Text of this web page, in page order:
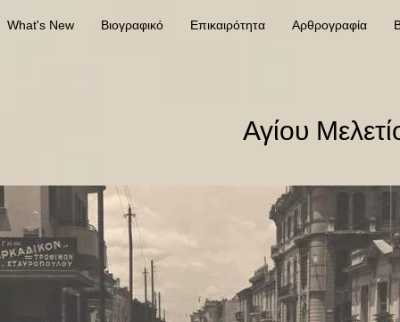
What's New Βιογραφικό Επικαιρότητα Αρθρογραφία
Αγίου